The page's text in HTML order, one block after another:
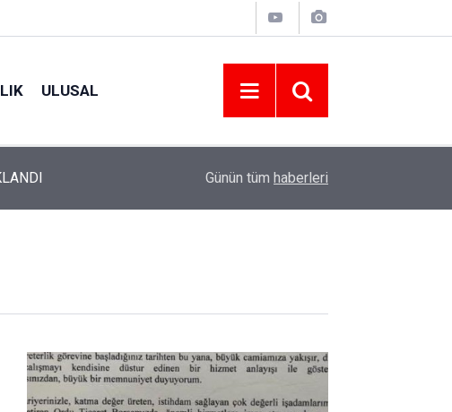
ULUSAL
YENİ PARTİ ALTINORDU’DA KURUCU
Günün tüm haberleri